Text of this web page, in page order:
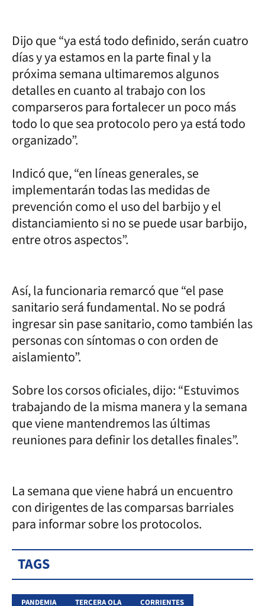
Dijo que “ya está todo definido, serán cuatro
días y ya estamos en la parte final y la
próxima semana ultimaremos algunos
detalles en cuanto al trabajo con los
comparseros para fortalecer un poco más
todo lo que sea protocolo pero ya está todo
organizado”.
Indicó que, “en líneas generales, se
implementarán todas las medidas de
prevención como el uso del barbijo y el
distanciamiento si no se puede usar barbijo,
entre otros aspectos”.
Así, la funcionaria remarcó que “el pase
sanitario será fundamental. No se podrá
ingresar sin pase sanitario, como también las
personas con síntomas o con orden de
aislamiento”.
Sobre los corsos oficiales, dijo: “Estuvimos
trabajando de la misma manera y la semana
que viene mantendremos las últimas
reuniones para definir los detalles finales”.
La semana que viene habrá un encuentro
con dirigentes de las comparsas barriales
para informar sobre los protocolos.
TAGS
PANDEMIA TERCERA OLA
CORRIENTES